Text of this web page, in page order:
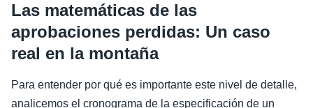
Las matemáticas de las
aprobaciones perdidas: Un caso
real en la montaña
Para entender por qué es importante este nivel de detalle,
analicemos el cronograma de la especificación de un